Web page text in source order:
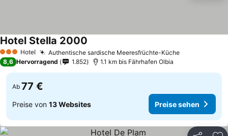
3 SterneHotel Authentische sardische Meeresfrüchte-Küche
Hotel Stella 2000
8,6 Hervorragend 1.852 1.1 km bis Fährhafen Olbia
Ab 77 €
Preise von 13 Websites Preise sehen